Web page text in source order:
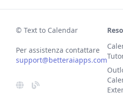
© Text to Calendar
Per assistenza contattare
support@betteraiapps.com